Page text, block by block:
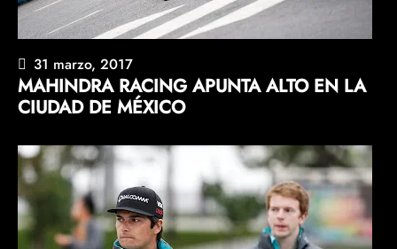
31 marzo, 2017
MAHINDRA RACING APUNTA ALTO EN LA
CIUDAD DE MÉXICO